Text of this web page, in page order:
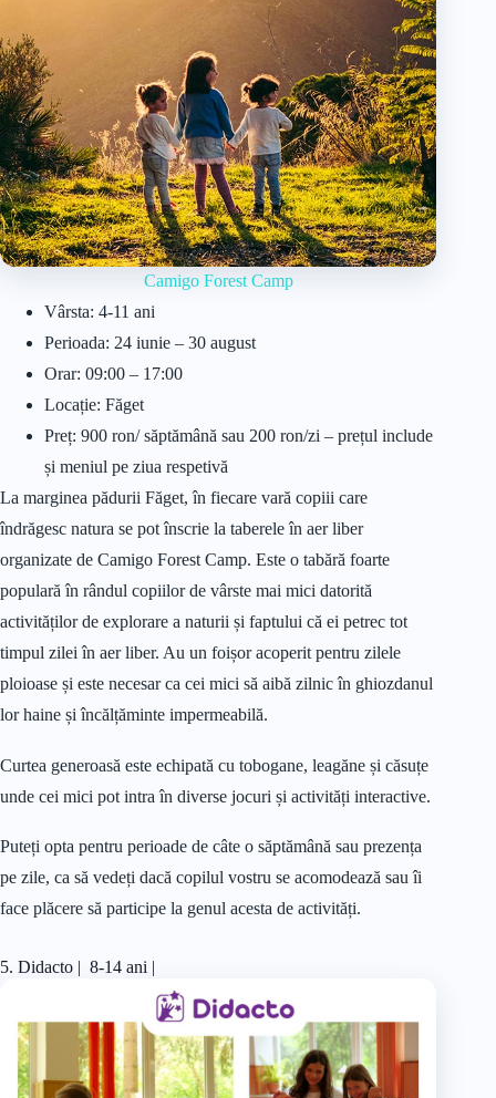
Camigo Forest Camp
Vârsta: 4-11 ani
Perioada: 24 iunie – 30 august
Orar: 09:00 – 17:00
Locație: Făget
Preț: 900 ron/ săptămână sau 200 ron/zi – prețul include
și meniul pe ziua respetivă
La marginea pădurii Făget, în fiecare vară copiii care
îndrăgesc natura se pot înscrie la taberele în aer liber
organizate de Camigo Forest Camp. Este o tabără foarte
populară în rândul copiilor de vârste mai mici datorită
activităților de explorare a naturii și faptului că ei petrec tot
timpul zilei în aer liber. Au un foișor acoperit pentru zilele
ploioase și este necesar ca cei mici să aibă zilnic în ghiozdanul
lor haine și încălțăminte impermeabilă.
Curtea generoasă este echipată cu tobogane, leagăne și căsuțe
unde cei mici pot intra în diverse jocuri și activități interactive.
Puteți opta pentru perioade de câte o săptămână sau prezența
pe zile, ca să vedeți dacă copilul vostru se acomodează sau îi
face plăcere să participe la genul acesta de activități.
5. Didacto | 8-14 ani |